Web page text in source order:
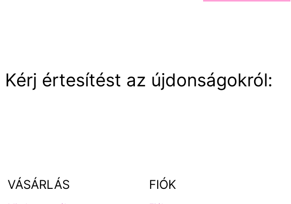
Kérj értesítést az újdonságokról:
VÁSÁRLÁS FIÓK